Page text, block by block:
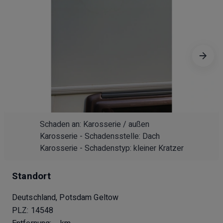
sehr gepflegter Zustand
3m KederleisteSchaden an: Karosserie / außen
Karosserie - Schadensstelle: Dach
Karosserie - Schadenstyp: kleiner Kratzer
Standort
Deutschland, Potsdam Geltow
PLZ: 14548